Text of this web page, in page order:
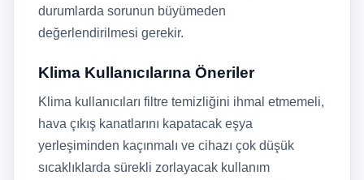
durumlarda sorunun büyümeden
değerlendirilmesi gerekir.
Klima Kullanıcılarına Öneriler
Klima kullanıcıları filtre temizliğini ihmal etmemeli,
hava çıkış kanatlarını kapatacak eşya
yerleşiminden kaçınmalı ve cihazı çok düşük
sıcaklıklarda sürekli zorlayacak kullanım